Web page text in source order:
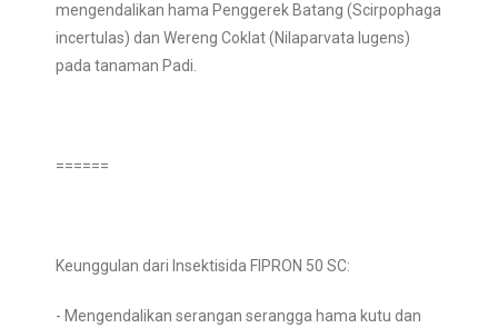
mengendalikan hama Penggerek Batang (Scirpophaga
incertulas) dan Wereng Coklat (Nilaparvata lugens)
pada tanaman Padi.
======
Keunggulan dari Insektisida FIPRON 50 SC:
- Mengendalikan serangan serangga hama kutu dan